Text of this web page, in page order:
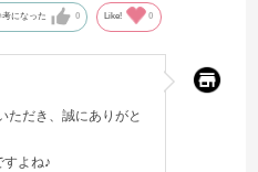
考になった 0 Like! 0
ただき、誠にありがと
よね♪